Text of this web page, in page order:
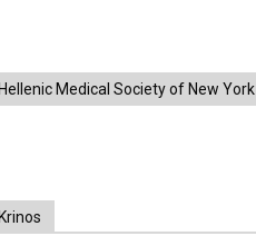
Hellenic Medical Society of New York
Krinos